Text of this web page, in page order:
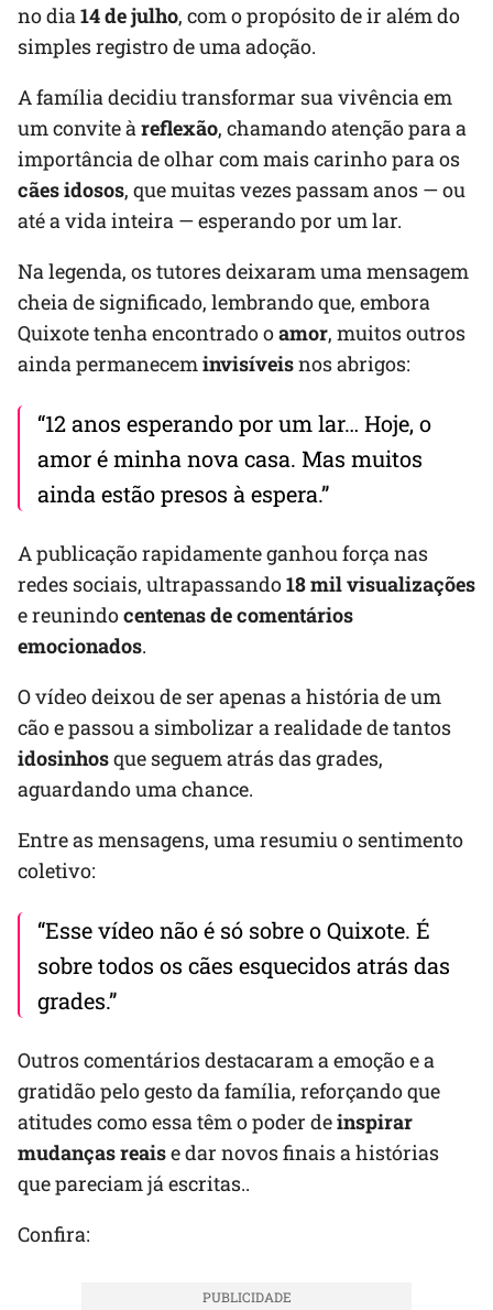
no dia14 de julho, com o propósito de ir além do
simples registro de uma adoção.
A família decidiu transformar sua vivência em
um convite àreflexão, chamando atenção para a
importância de olhar com mais carinho para os
cães idosos, que muitas vezes passam anos — ou
até a vida inteira — esperando por um lar.
Na legenda, os tutores deixaram uma mensagem
cheia de significado, lembrando que, embora
Quixote tenha encontrado oamor, muitos outros
ainda permaneceminvisíveisnos abrigos:
“12 anos esperando por um lar… Hoje, o
amor é minha nova casa. Mas muitos
ainda estão presos à espera.”
A publicação rapidamente ganhou força nas
redes sociais, ultrapassando18 mil visualizações
e reunindocentenas de comentários
emocionados.
O vídeo deixou de ser apenas a história de um
cão e passou a simbolizar a realidade de tantos
idosinhosque seguem atrás das grades,
aguardando uma chance.
Entre as mensagens, uma resumiu o sentimento
coletivo:
“Esse vídeo não é só sobre o Quixote. É
sobre todos os cães esquecidos atrás das
grades.”
Outros comentários destacaram a emoção e a
gratidão pelo gesto da família, reforçando que
atitudes como essa têm o poder deinspirar
mudanças reaise dar novos finais a histórias
que pareciam já escritas..
Confira: